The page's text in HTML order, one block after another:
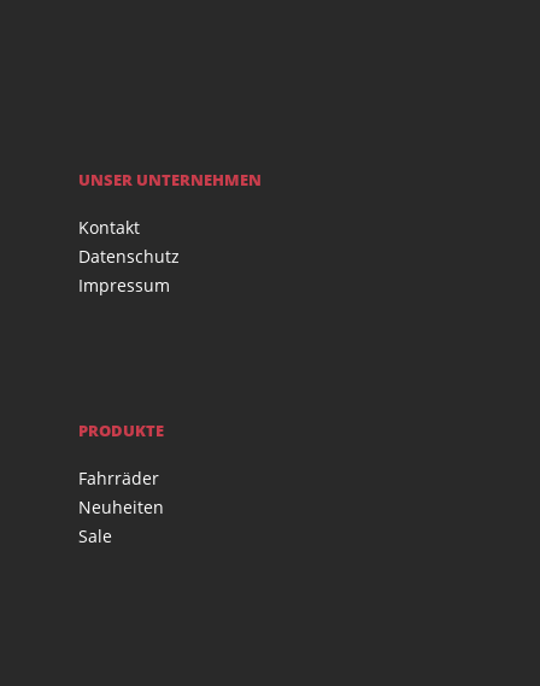
UNSER UNTERNEHMEN
Kontakt
Datenschutz
Impressum
PRODUKTE
Fahrräder
Neuheiten
Sale